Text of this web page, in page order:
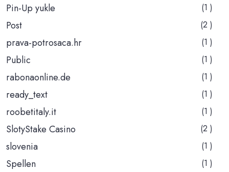
Pin-Up yukle (1 )
Post (2 )
prava-potrosaca.hr (1 )
Public (1 )
rabonaonline.de (1 )
ready_text (1 )
roobetitaly.it (1 )
SlotyStake Casino (2 )
slovenia (1 )
Spellen (1 )